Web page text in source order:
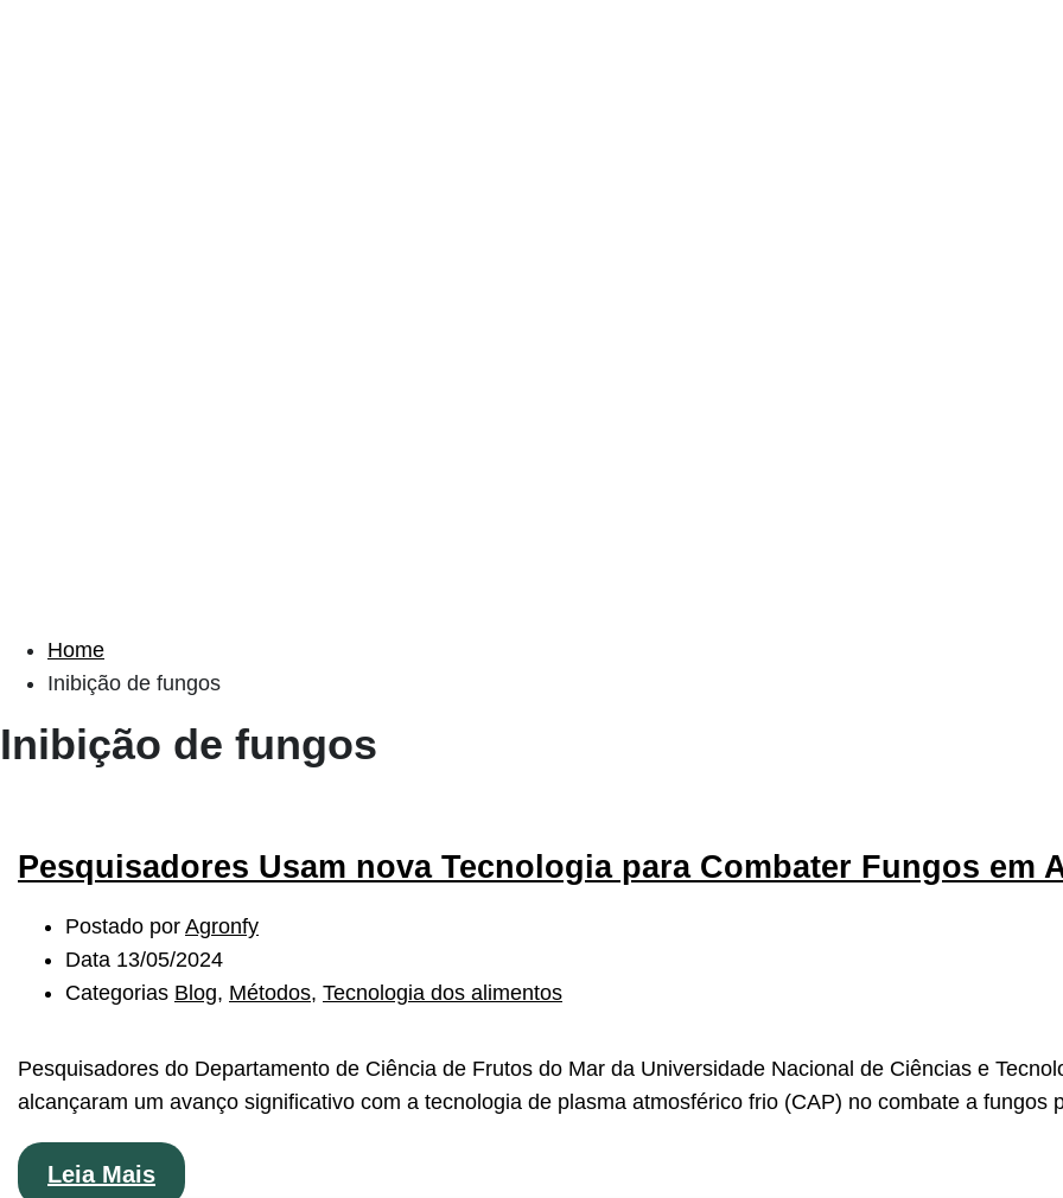
Home
Inibição de fungos
Inibição de fungos
Pesquisadores Usam nova Tecnologia para Combater Fungos em
Postado por Agronfy
Data 13/05/2024
Categorias Blog, Métodos, Tecnologia dos alimentos
Pesquisadores do Departamento de Ciência de Frutos do Mar da Universidade Nacional de Ciências e
alcançaram um avanço significativo com a tecnologia de plasma atmosférico frio (CAP) no combate a
Leia Mais